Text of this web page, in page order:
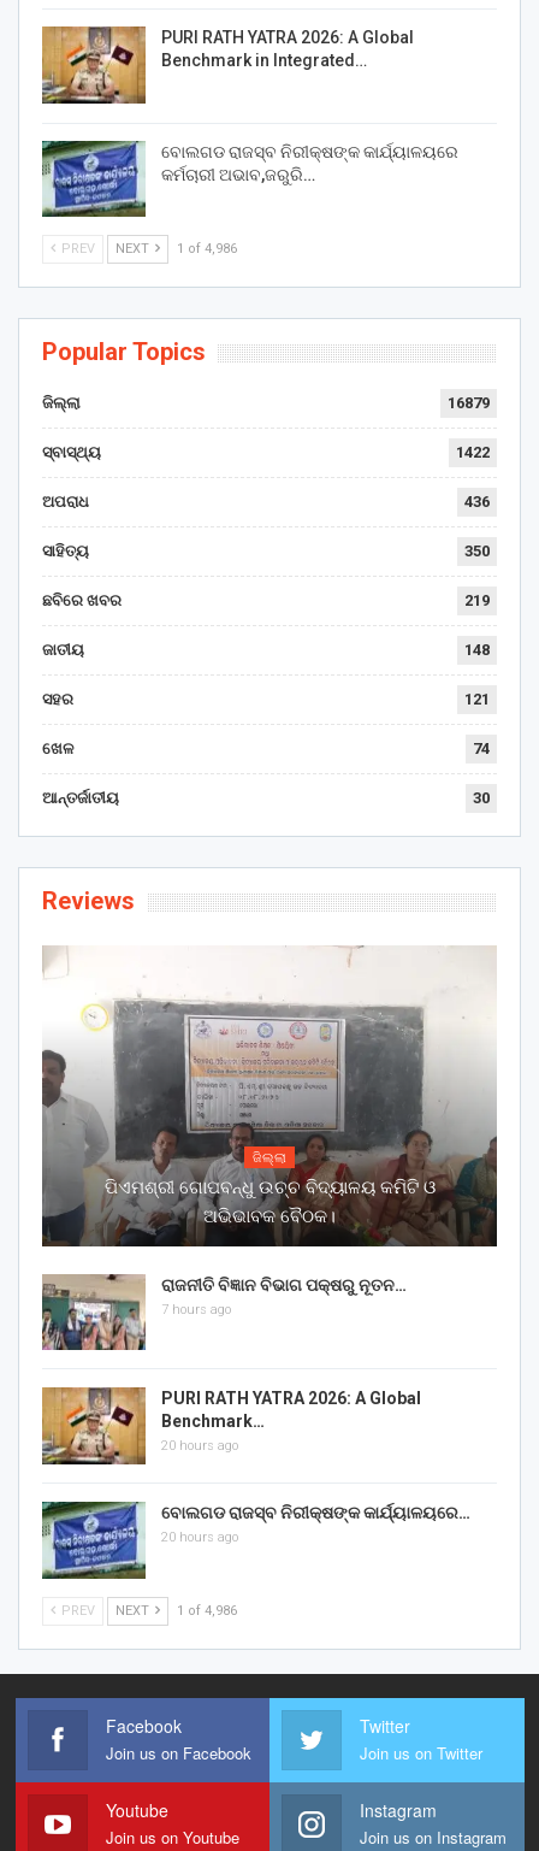
PURI RATH YATRA 2026: A Global
Benchmark in Integrated…
ବୋଲଗଡ ରାଜସ୍ବ ନିରୀକ୍ଷଙ୍କ କାର୍ଯ୍ୟାଳୟରେ
କର୍ମଚାରୀ ଅଭାବ,ଜରୁରି…
PREV NEXT 1 of 4,986
Popular Topics
ଜିଲ୍ଲା 16879
ସ୍ବାସ୍ଥ୍ୟ 1422
ଅପରାଧ 436
ସାହିତ୍ୟ 350
ଛବିରେ ଖବର 219
ଜାତୀୟ 148
ସହର 121
ଖେଳ 74
ଆନ୍ତର୍ଜାତୀୟ 30
Reviews
ଜିଲ୍ଲା
ପିଏମଶ୍ରୀ ଗୋପବନ୍ଧୁ ଉଚ୍ଚ ବିଦ୍ୟାଳୟ କମିଟି ଓ
ଅଭିଭାବକ ବୈଠକ।
ରାଜନୀତି ବିଜ୍ଞାନ ବିଭାଗ ପକ୍ଷରୁ ନୂତନ…
7 hours ago
PURI RATH YATRA 2026: A Global
Benchmark…
20 hours ago
ବୋଲଗଡ ରାଜସ୍ବ ନିରୀକ୍ଷଙ୍କ କାର୍ଯ୍ୟାଳୟରେ…
20 hours ago
PREV NEXT 1 of 4,986
Facebook
Join us on Facebook
Twitter
Join us on Twitter
Youtube
Join us on Youtube
Instagram
Join us on Instagram